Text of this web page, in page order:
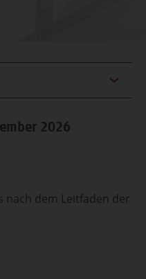
2026
dem Leitfaden der